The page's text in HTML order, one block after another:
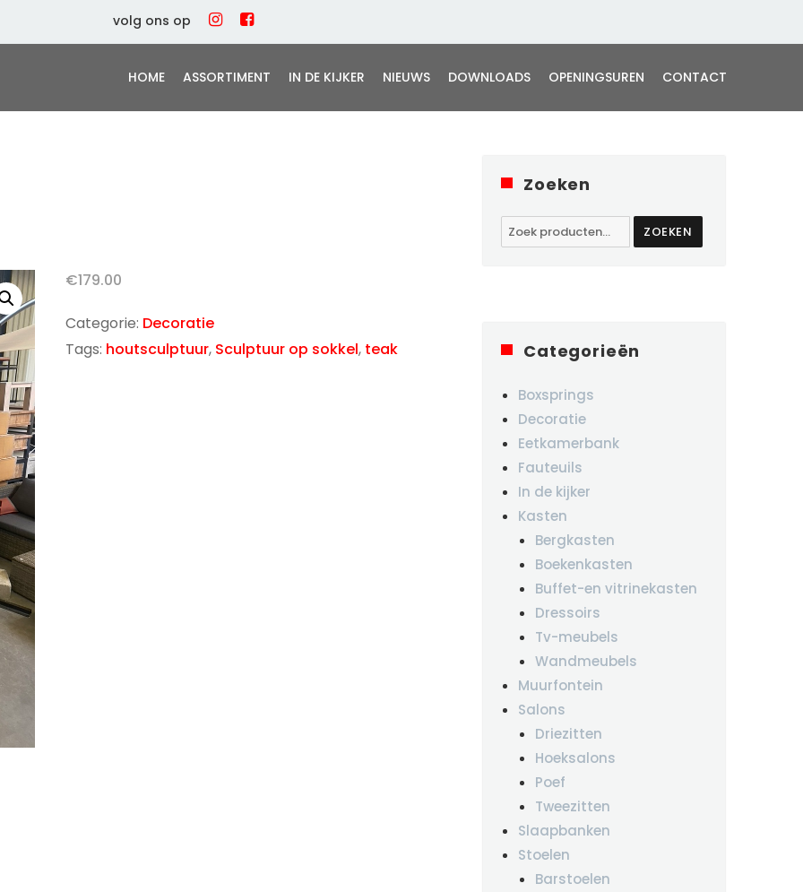
volg ons op
HOME ASSORTIMENT IN DE KIJKER NIEUWS DOWNLOADS OPENINGSUREN CONTACT
€179.00
Categorie: Decoratie
Tags: houtsculptuur, Sculptuur op sokkel, teak
Zoeken
Zoeken
naar:
ZOEKEN
Categorieën
Boxsprings
Decoratie
Eetkamerbank
Fauteuils
In de kijker
Kasten
Bergkasten
Boekenkasten
Buffet-en vitrinekasten
Dressoirs
Tv-meubels
Wandmeubels
Muurfontein
Salons
Driezitten
Hoeksalons
Poef
Tweezitten
Slaapbanken
Stoelen
Barstoelen